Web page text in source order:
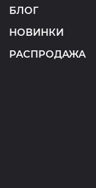
БЛОГ
НОВИНКИ
РАСПРОДАЖА